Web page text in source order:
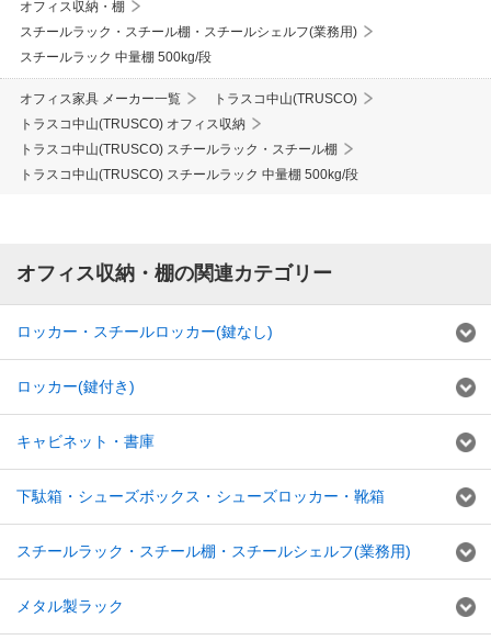
オフィス収納・棚
スチールラック・スチール棚・スチールシェルフ(業務用)
スチールラック 中量棚 500kg/段
オフィス家具 メーカー一覧
トラスコ中山(TRUSCO)
トラスコ中山(TRUSCO) オフィス収納
トラスコ中山(TRUSCO) スチールラック・スチール棚
トラスコ中山(TRUSCO) スチールラック 中量棚 500kg/段
オフィス収納・棚の関連カテゴリー
ロッカー・スチールロッカー(鍵なし)
ロッカー(鍵付き)
キャビネット・書庫
下駄箱・シューズボックス・シューズロッカー・靴箱
スチールラック・スチール棚・スチールシェルフ(業務用)
メタル製ラック